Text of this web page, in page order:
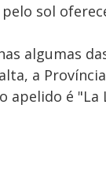
sol
algumas
a
apelido é "La